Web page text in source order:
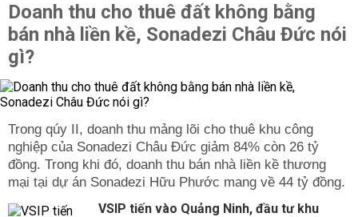
Doanh thu cho thuê đất không bằng
bán nhà liền kề, Sonadezi Châu Đức nói
gì?
Trong qúy II, doanh thu mảng lõi cho thuê khu công
nghiệp của Sonadezi Châu Đức giảm 84% còn 26 tỷ
đồng. Trong khi đó, doanh thu bán nhà liền kề thương
mại tại dự án Sonadezi Hữu Phước mang về 44 tỷ đồng.
VSIP tiến vào Quảng Ninh, đầu tư khu